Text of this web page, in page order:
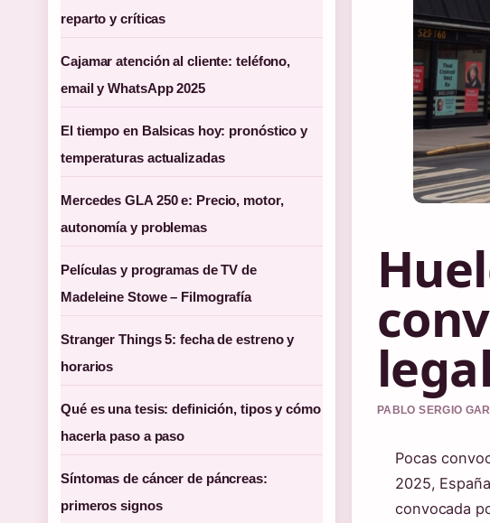
PABLO SERGIO
Pocas
2025,
convocada
reparto y críticas
Cajamar atención al cliente: teléfono,
email y WhatsApp 2025
El tiempo en Balsicas hoy: pronóstico y
temperaturas actualizadas
Mercedes GLA 250 e: Precio, motor,
autonomía y problemas
Películas y programas de TV de
Madeleine Stowe – Filmografía
Stranger Things 5: fecha de estreno y
horarios
Qué es una tesis: definición, tipos y cómo
hacerla paso a paso
Síntomas de cáncer de páncreas:
primeros signos